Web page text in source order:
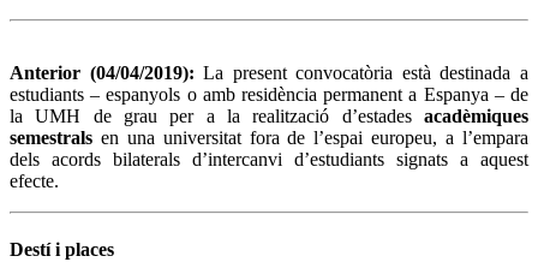
Anterior (04/04/2019):La present convocatòria està destinada a
estudiants – espanyols o amb residència permanent a Espanya – de
la UMH de grau per a la realització d’estades acadèmiques
semestrals en una universitat fora de l’espai europeu, a l’empara
dels acords bilaterals d’intercanvi d’estudiants signats a aquest
efecte.
Destí i places